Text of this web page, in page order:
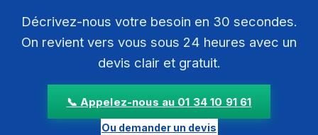
Décrivez-nous votre besoin en 30 secondes.
On revient vers vous sous 24 heures avec un
devis clair et gratuit.
📞 Appelez-nous au 01 34 10 91 61
Ou demander un devis